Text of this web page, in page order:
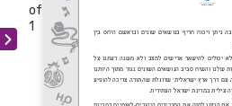
1
of 2